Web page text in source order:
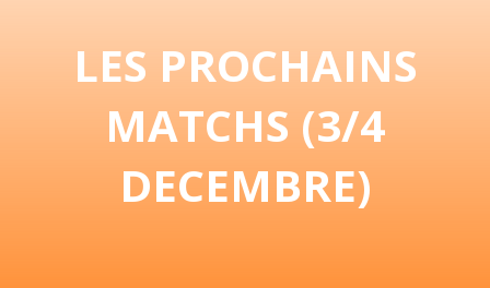
LES PROCHAINS
MATCHS (3/4
DECEMBRE)